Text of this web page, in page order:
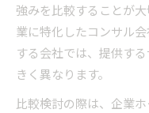
強みを比較することが
業に特化したコンサル
する会社では、提供す
きく異なります。
比較検討の際は、企業